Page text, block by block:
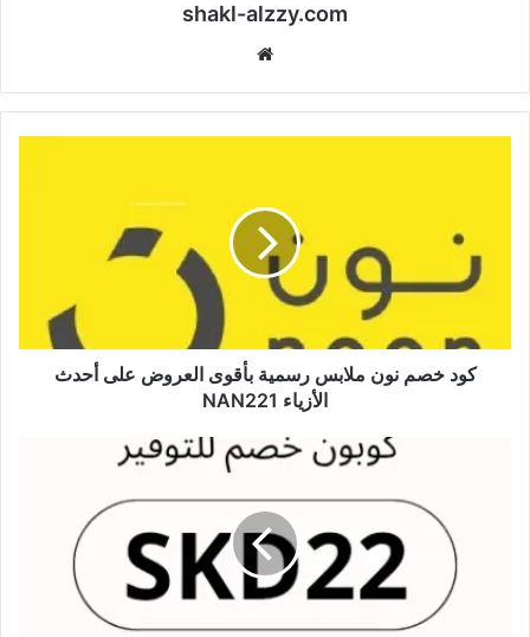
shakl-alzzy.com
كود خصم نون ملابس رسمية بأقوى العروض على أحدث
الأزياء NAN221